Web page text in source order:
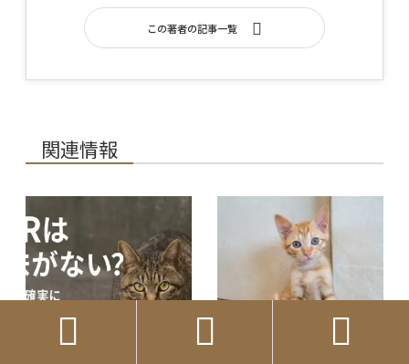
この著者の記事一覧
関連情報
  